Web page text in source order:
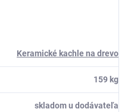
Keramické kachle na drevo
159 kg
skladom u dodávateľa